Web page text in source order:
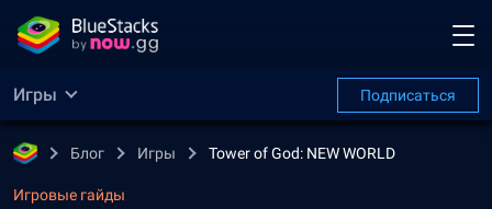
Игры Подписаться
Блог Игры Tower of God: NEW WORLD
Игровые гайды